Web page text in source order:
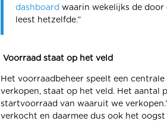
dashboard waarin wekelijks de door
leest hetzelfde.”
Voorraad staat op het veld
Het voorraadbeheer speelt een
verkopen, staat op het veld. Het aantal
startvoorraad van waaruit we
verkocht en daarmee dus ook het